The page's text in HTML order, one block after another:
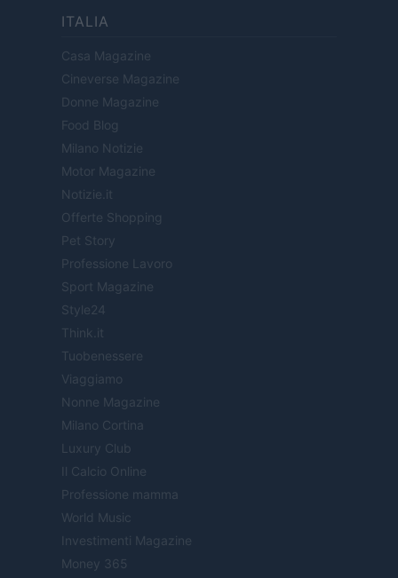
ITALIA
Casa Magazine
Cineverse Magazine
Donne Magazine
Food Blog
Milano Notizie
Motor Magazine
Notizie.it
Offerte Shopping
Pet Story
Professione Lavoro
Sport Magazine
Style24
Think.it
Tuobenessere
Viaggiamo
Nonne Magazine
Milano Cortina
Luxury Club
Il Calcio Online
Professione mamma
World Music
Investimenti Magazine
Money 365